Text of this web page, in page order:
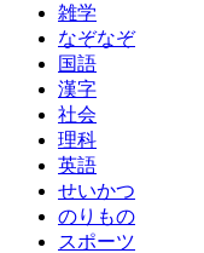
雑学
なぞなぞ
国語
漢字
社会
理科
英語
せいかつ
のりもの
スポーツ